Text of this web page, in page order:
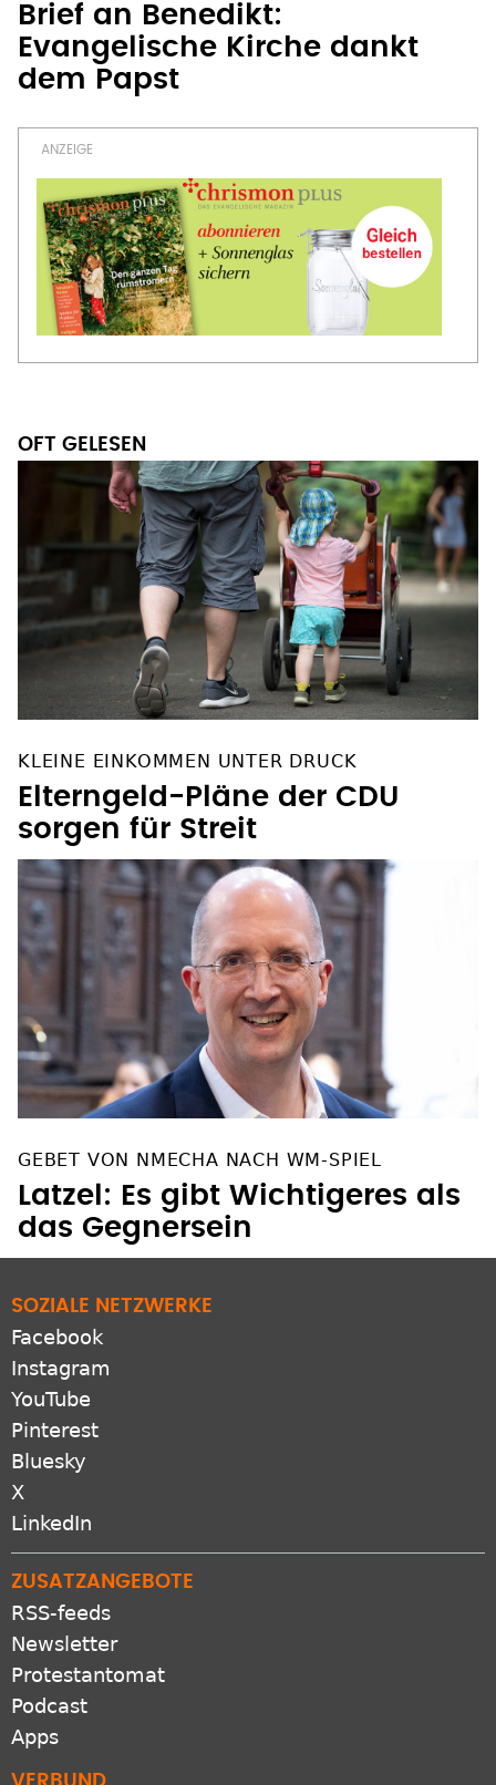
Brief an Benedikt:
Evangelische Kirche dankt
dem Papst
OFT GELESEN
KLEINE EINKOMMEN UNTER DRUCK
Elterngeld-Pläne der CDU
sorgen für Streit
GEBET VON NMECHA NACH WM-SPIEL
Latzel: Es gibt Wichtigeres als
das Gegnersein
SOZIALE NETZWERKE
Facebook
Instagram
YouTube
Pinterest
Bluesky
X
LinkedIn
ZUSATZANGEBOTE
RSS-feeds
Newsletter
Protestantomat
Podcast
Apps